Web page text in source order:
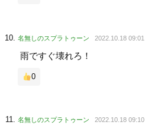
名無しのスプラトゥーン 2022.10.18 09:01
雨ですぐ壊れろ！
0
名無しのスプラトゥーン 2022.10.18 09:10